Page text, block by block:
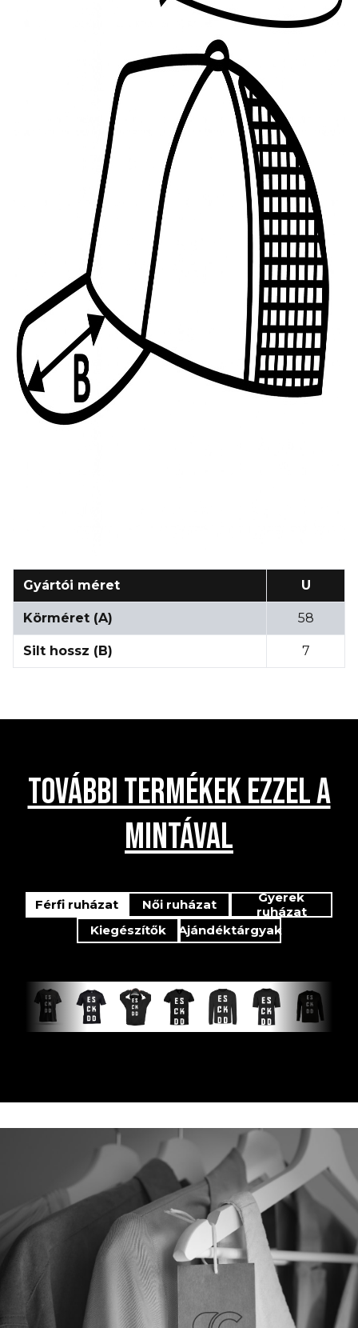
Gyártói méret U
Körméret (A) 58
Silt hossz (B) 7
TOVÁBBI TERMÉKEK EZZEL A
MINTÁVAL
Férfi ruházat Női ruházat
Gyerek
ruházat
Kiegészítők
Ajándéktárgyak